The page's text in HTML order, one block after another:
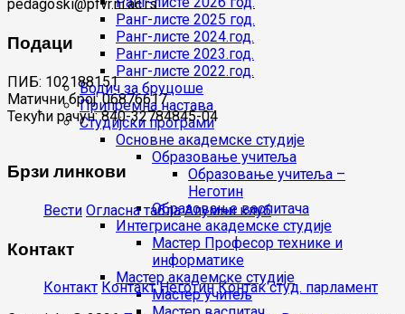
Ранг-листе 2025 год.
Ранг-листе 2024.год.
Ранг-листе 2023.год.
Ранг-листе 2022.год.
Водич за бруцоше
Припремна настава
Студијски програми
Основне академске студије
Образовање учитеља
Образовање учитеља –
Неготин
Образовање васпитача
Интегрисане академске студије
Мастер Професор технике и
информатике
Мастер академске студије
Мастер учитељ
pedagoski@pfvr.ni.ac.rs
Подаци
ПИБ: 102188151
Матични број: 06876617
Текући рачун: 840-32784845-04
Брзи линкови
Вести Огласна табла Алумни клуб
Контакт
Контакт Контакт Неготин Контак студ. парламент